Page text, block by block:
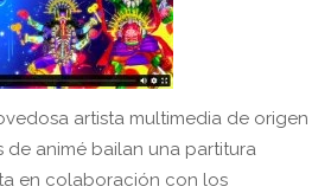
artista multimedia de origen
de animé bailan una partitura
en colaboración con los